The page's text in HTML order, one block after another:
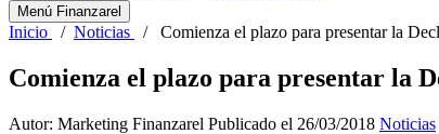
Menú Finanzarel
Inicio / Noticias / Comienza el plazo para presentar la
Comienza el plazo para presentar la
Autor: Marketing Finanzarel Publicado el 26/03/2018 Noticias